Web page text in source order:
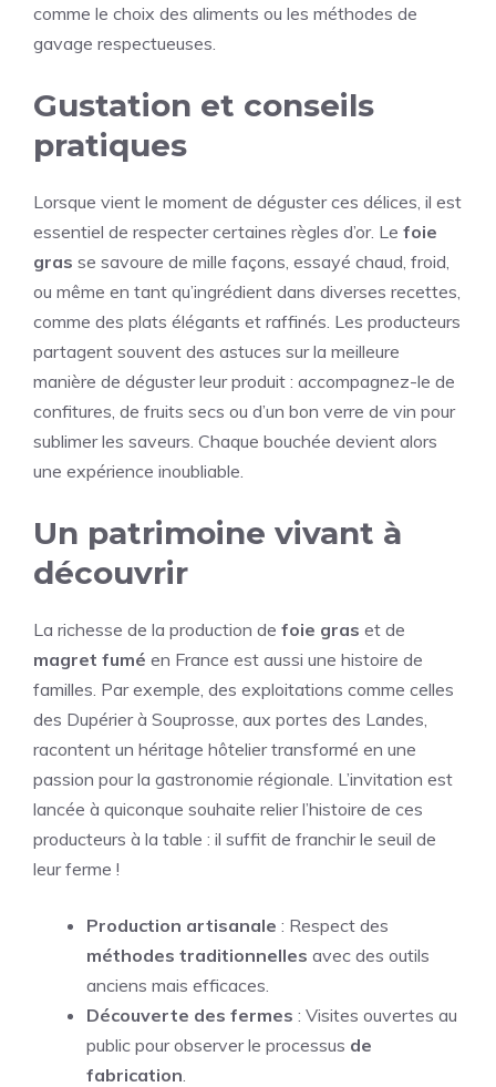
comme le choix des aliments ou les méthodes de
gavage respectueuses.
Gustation et conseils
pratiques
Lorsque vient le moment de déguster ces délices, il est
essentiel de respecter certaines règles d’or. Le foie
gras se savoure de mille façons, essayé chaud, froid,
ou même en tant qu’ingrédient dans diverses recettes,
comme des plats élégants et raffinés. Les producteurs
partagent souvent des astuces sur la meilleure
manière de déguster leur produit : accompagnez-le de
confitures, de fruits secs ou d’un bon verre de vin pour
sublimer les saveurs. Chaque bouchée devient alors
une expérience inoubliable.
Un patrimoine vivant à
découvrir
La richesse de la production de foie gras et de
magret fumé en France est aussi une histoire de
familles. Par exemple, des exploitations comme celles
des Dupérier à Souprosse, aux portes des Landes,
racontent un héritage hôtelier transformé en une
passion pour la gastronomie régionale. L’invitation est
lancée à quiconque souhaite relier l’histoire de ces
producteurs à la table : il suffit de franchir le seuil de
leur ferme !
Production artisanale : Respect des
méthodes traditionnelles avec des outils
anciens mais efficaces.
Découverte des fermes : Visites ouvertes au
public pour observer le processus de
fabrication